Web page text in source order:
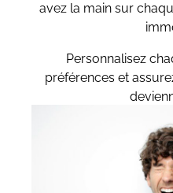
avez la main sur
Personnalisez
préférences et